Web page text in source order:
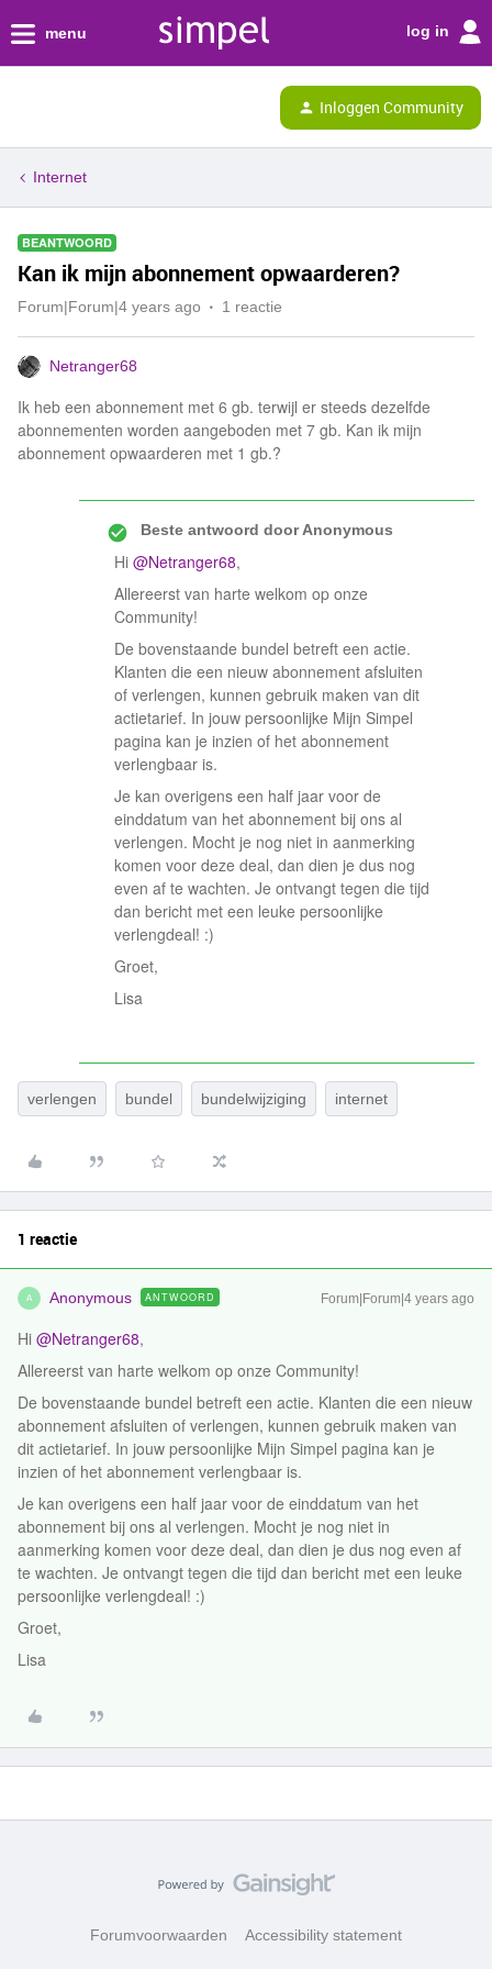
menu log in
Inloggen Community
Internet
BEANTWOORD
Kan ik mijn abonnement opwaarderen?
Forum|Forum|4 years ago 1 reactie
Netranger68
Ik heb een abonnement met 6 gb. terwijl er steeds dezelfde
abonnementen worden aangeboden met 7 gb. Kan ik mijn
abonnement opwaarderen met 1 gb.?
Beste antwoord doorAnonymous
Hi @Netranger68,
Allereerst van harte welkom op onze
Community!
De bovenstaande bundel betreft een actie.
Klanten die een nieuw abonnement afsluiten
of verlengen, kunnen gebruik maken van dit
actietarief. In jouw persoonlijke Mijn Simpel
pagina kan je inzien of het abonnement
verlengbaar is.
Je kan overigens een half jaar voor de
einddatum van het abonnement bij ons al
verlengen. Mocht je nog niet in aanmerking
komen voor deze deal, dan dien je dus nog
even af te wachten. Je ontvangt tegen die tijd
dan bericht met een leuke persoonlijke
verlengdeal! :)
Groet,
Lisa
verlengen bundel bundelwijziging internet
1 reactie
A Anonymous ANTWOORD Forum|Forum|4 years ago
Hi @Netranger68,
Allereerst van harte welkom op onze Community!
De bovenstaande bundel betreft een actie. Klanten die een nieuw
abonnement afsluiten of verlengen, kunnen gebruik maken van
dit actietarief. In jouw persoonlijke Mijn Simpel pagina kan je
inzien of het abonnement verlengbaar is.
Je kan overigens een half jaar voor de einddatum van het
abonnement bij ons al verlengen. Mocht je nog niet in
aanmerking komen voor deze deal, dan dien je dus nog even af
te wachten. Je ontvangt tegen die tijd dan bericht met een leuke
persoonlijke verlengdeal! :)
Groet,
Lisa
Forumvoorwaarden Accessibility statement